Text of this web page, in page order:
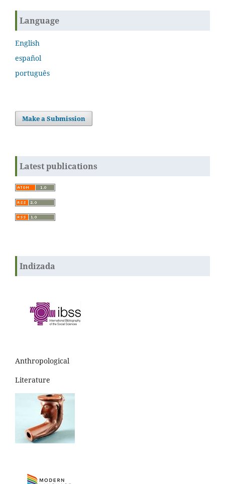
Language
English
español
português
Make a Submission
Latest publications
Indizada
Anthropological
Literature